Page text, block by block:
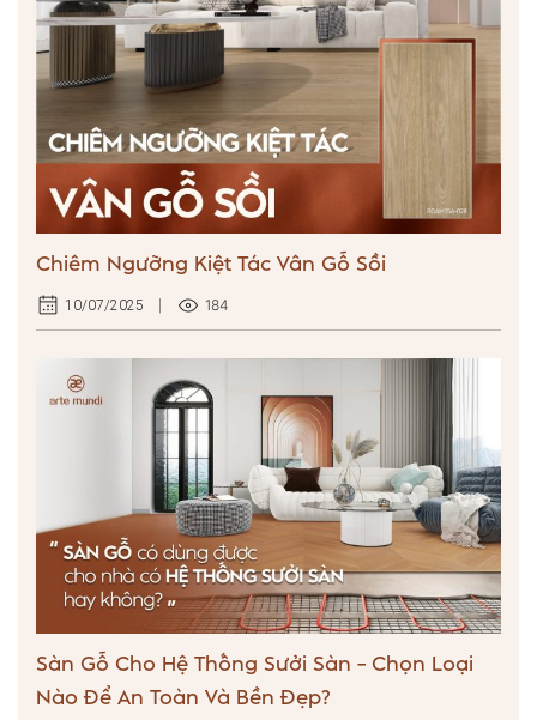
Chiêm Ngưỡng Kiệt Tác Vân Gỗ Sồi
10/07/2025 184
Sàn Gỗ Cho Hệ Thống Sưởi Sàn – Chọn Loại
Nào Để An Toàn Và Bền Đẹp?